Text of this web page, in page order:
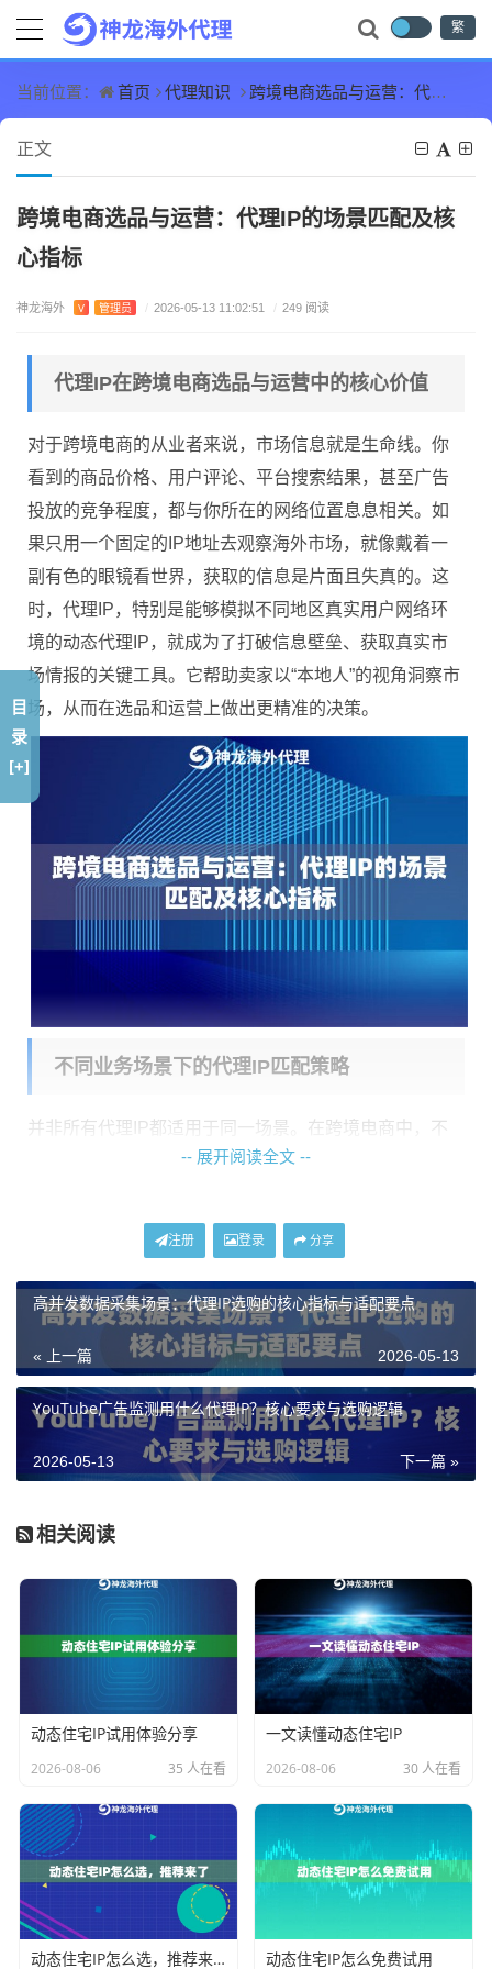
繁
当前位置： 首页 代理知识 跨境电商选品与运营：代理IP的场景匹配及核心指标
正文
跨境电商选品与运营：代理IP的场景匹配及核
心指标
神龙海外 V 管理员 / 2026-05-13 11:02:51 / 249 阅读
代理IP在跨境电商选品与运营中的核心价值
对于跨境电商的从业者来说，市场信息就是生命线。你
看到的商品价格、用户评论、平台搜索结果，甚至广告
投放的竞争程度，都与你所在的网络位置息息相关。如
果只用一个固定的IP地址去观察海外市场，就像戴着一
副有色的眼镜看世界，获取的信息是片面且失真的。这
时，代理IP，特别是能够模拟不同地区真实用户网络环
境的动态代理IP，就成为了打破信息壁垒、获取真实市
场情报的关键工具。它帮助卖家以“本地人”的视角洞察市
场，从而在选品和运营上做出更精准的决策。
不同业务场景下的代理IP匹配策略
并非所有代理IP都适用于同一场景。在跨境电商中，不
同的任务对IP的类型、稳定性和纯净度要求截然不同。
当你需要匿名访问竞争对手的店铺，查看其定价策略、
促销活动、库存情况以及用户真实评价时，使用数据中
心IP（机房IP）风险较高，容易被目标网站识别并屏蔽。
动态住宅IP是最佳选择。这类IP来源于互联网服务提供商
（ISP）分配给真实家庭用户的地址，行为特征与普通消
费者无异，能极大降低被反爬虫机制拦截的概率，确保
你想知道在德国柏林搜索“蓝牙耳机”，谷歌前三位展示的
是哪些产品？或者你的亚马逊广告在美国洛杉矶和德克
萨斯州的展示位置是否一致？这就需要使用位于
特定国
家、甚至特定城市的代理IP。通过切换至目标地区的IP进
行搜索，你可以直观地评估自己店铺或产品在本地搜索
位是否精准，为优化关键词和广告策略提供一手依据。
3. 多账号管理与社媒运营：需要“隔离与纯净”
运营多个店铺账号或社交媒体账号（如TikTok Shop、Ins
tagram店铺）时，平台会通过多种技术手段检测账号关
-- 展开阅读全文 --
注册 登录 分享
高并发数据采集场景：代理IP选购的核心指标与适配要点
« 上一篇 2026-05-13
YouTube广告监测用什么代理IP？核心要求与选购逻辑
下一篇 »
2026-05-13
相关阅读
动态住宅IP试用体验分享
2026-08-06 35 人在看
一文读懂动态住宅IP
2026-08-06 30 人在看
动态住宅IP怎么选，推荐来了 动态住宅IP怎么免费试用
目
录
[+]